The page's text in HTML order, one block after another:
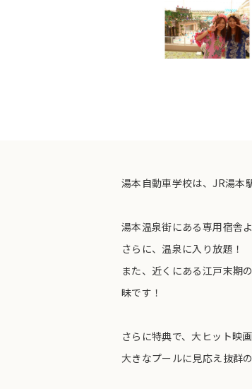
湯本自動車学校は、JR湯本
湯本温泉街にある専用宿舎
さらに、温泉に入り放題！
また、近くにある江戸末期
昧です！
さらに特典で、大ヒット映
大きなプールに見応え抜群